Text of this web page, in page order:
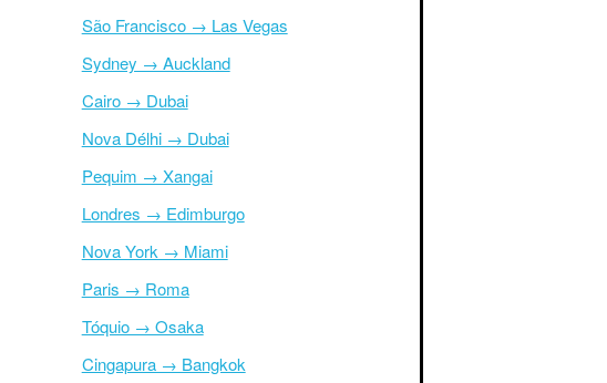
São Francisco → Las Vegas
Sydney → Auckland
Cairo → Dubai
Nova Délhi → Dubai
Pequim → Xangai
Londres → Edimburgo
Nova York → Miami
Paris → Roma
Tóquio → Osaka
Cingapura → Bangkok